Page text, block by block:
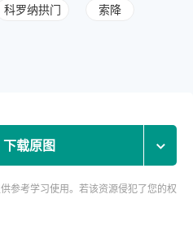
科罗纳拱门 索降
下载原图
参考学习使用。若该资源侵犯了您的权